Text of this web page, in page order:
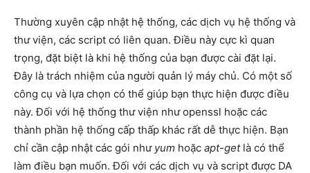
Thường xuyên cập nhật hệ thống, các dịch vụ hệ thống và
thư viện, các script có liên quan. Điều này cực kì quan
trọng, đặt biệt là khi hệ thống của bạn được cài đặt lại.
Đây là trách nhiệm của người quản lý máy chủ. Có một số
công cụ và lựa chọn có thể giúp bạn thực hiện được điều
này. Đối với hệ thống thư viện như openssl hoặc các
thành phần hệ thống cấp thấp khác rất dễ thực hiện. Bạn
chỉ cần cập nhật các gói như yum hoặc apt-getlà có thể
làm điều bạn muốn. Đối với các dịch vụ và script được DA